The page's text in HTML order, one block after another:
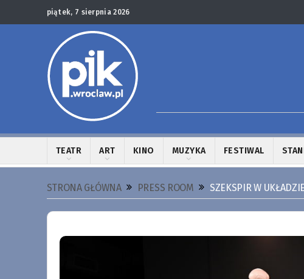
piątek, 7 sierpnia 2026
TEATR ART KINO MUZYKA FESTIWAL
STRONA GŁÓWNA PRESS ROOM SZEKSPIR W